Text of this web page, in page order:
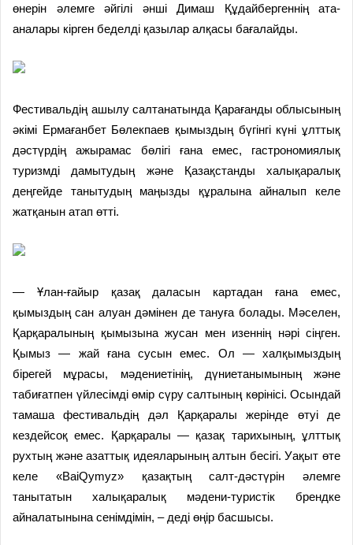
өнерін әлемге әйгілі әнші Димаш Құдайбергеннің ата-
аналары кірген беделді қазылар алқасы бағалайды.
Фестивальдің ашылу салтанатында Қарағанды облысының
әкімі Ермағанбет Бөлекпаев қымыздың бүгінгі күні ұлттық
дәстүрдің ажырамас бөлігі ғана емес, гастрономиялық
туризмді дамытудың және Қазақстанды халықаралық
деңгейде танытудың маңызды құралына айналып келе
жатқанын атап өтті.
— Ұлан-ғайыр қазақ даласын картадан ғана емес,
қымыздың сан алуан дәмінен де тануға болады. Мәселен,
Қарқаралының қымызына жусан мен изеннің нәрі сіңген.
Қымыз — жай ғана сусын емес. Ол — халқымыздың
бірегей мұрасы, мәдениетінің, дүниетанымының және
табиғатпен үйлесімді өмір сүру салтының көрінісі. Осындай
тамаша фестивальдің дәл Қарқаралы жерінде өтуі де
кездейсоқ емес. Қарқаралы — қазақ тарихының, ұлттық
рухтың және азаттық идеяларының алтын бесігі. Уақыт өте
келе «BaiQymyz» қазақтың салт-дәстүрін әлемге
танытатын халықаралық мәдени-туристік брендке
айналатынына сенімдімін, – деді өңір басшысы.